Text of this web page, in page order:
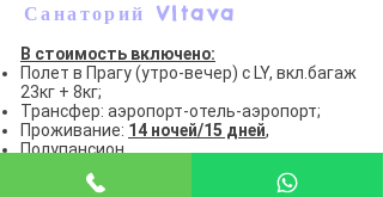
Санаторий Vltava
В стоимость включено:
Полет в Прагу (утро-вечер) с LY, вкл.багаж
23кг + 8кг;
Трансфер: аэропорт-отель-аэропорт;
Проживание: 14 ночей/15 дней,
Полупансион
DBL Comf/ HBT
12 процедур в неделю